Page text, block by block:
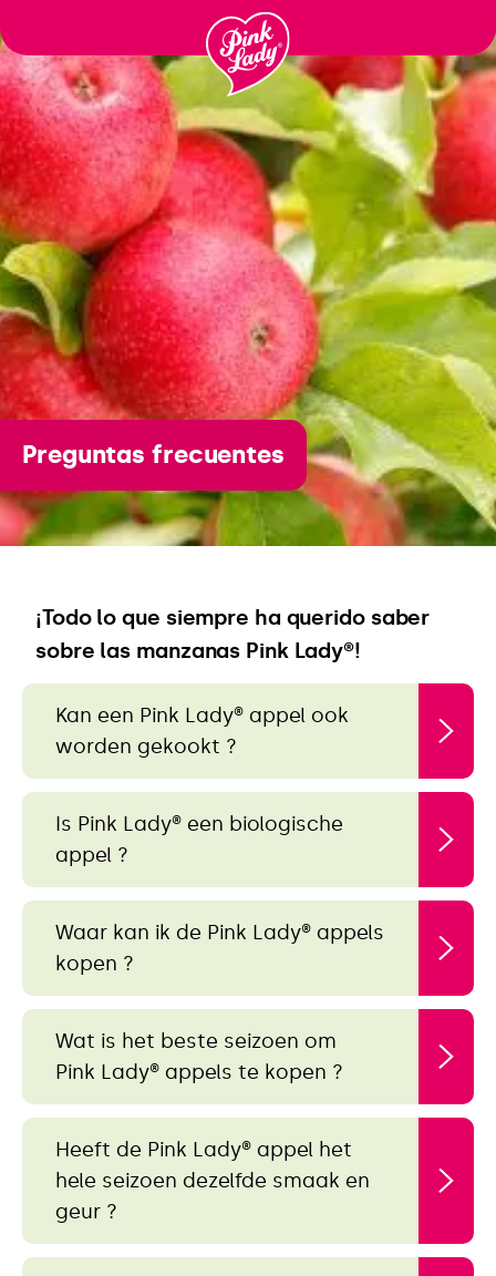
naar
inhoud
Preguntas frecuentes
¡Todo lo que siempre ha querido saber
sobre las manzanas Pink Lady®!
Kan een Pink Lady® appel ook
worden gekookt ?
Is Pink Lady® een biologische
appel ?
Waar kan ik de Pink Lady® appels
kopen ?
Wat is het beste seizoen om
Pink Lady® appels te kopen ?
Heeft de Pink Lady® appel het
hele seizoen dezelfde smaak en
geur ?